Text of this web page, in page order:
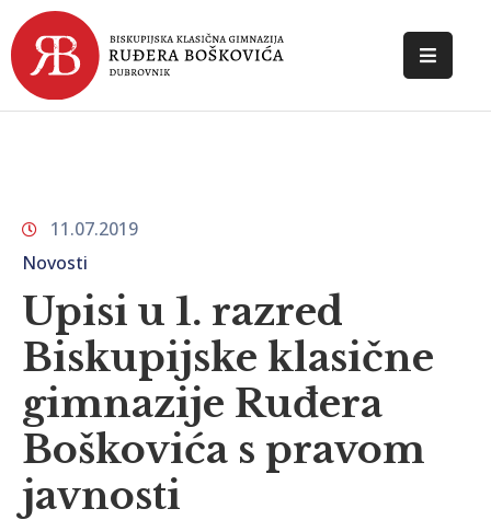
POČETNA
DOKUMENTI
KONTAKT
11.07.2019
Novosti
Upisi u 1. razred
Biskupijske klasične
gimnazije Ruđera
Boškovića s pravom
javnosti